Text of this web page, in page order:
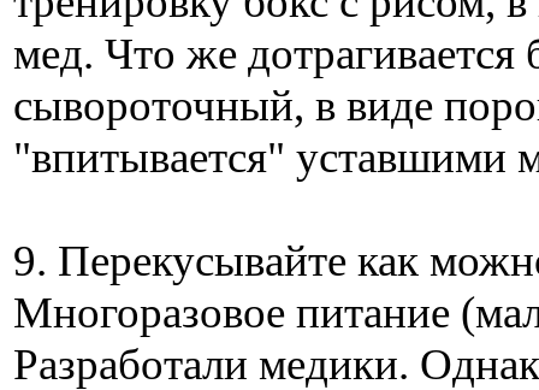
мед. Что же дотрагивается
сывороточный, в виде
"впитывается"
9. Перекусывайте как
Многоразовое питание
Разработали медики.